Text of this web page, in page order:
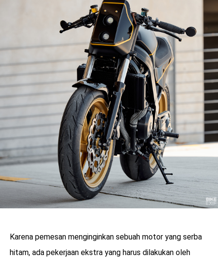
Karena pemesan menginginkan sebuah motor yang serba
hitam, ada pekerjaan ekstra yang harus dilakukan oleh